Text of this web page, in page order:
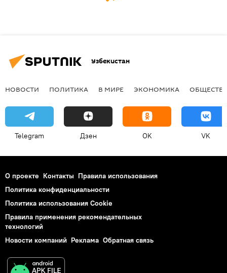
Узбекистан
НОВОСТИ ПОЛИТИКА В МИРЕ ЭКОНОМИКА
Telegram Дзен OK VK
О проекте Контакты Правила использования
Политика конфиденциальности
Политика использования Cookie
Правила применения рекомендательных
технологий
Новости компаний Реклама Обратная связь